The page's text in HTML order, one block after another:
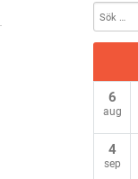
6
aug
4
sep